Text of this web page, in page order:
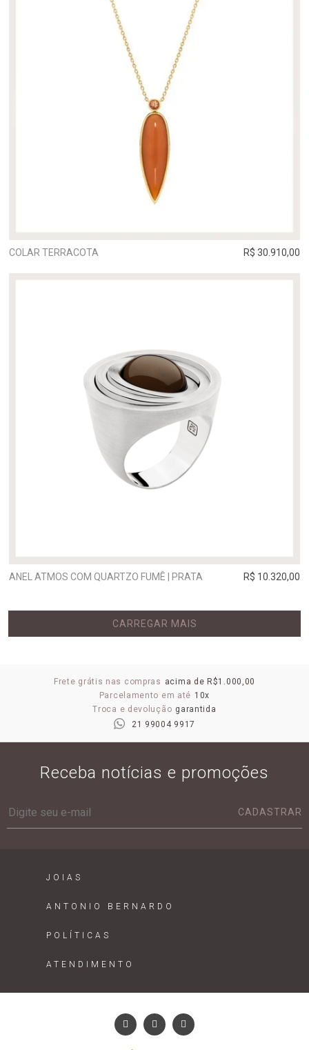
COLAR TERRACOTA R$ 30.910,00
ANEL ATMOS COM QUARTZO FUMÊ | PRATA R$ 10.320,00
CARREGAR MAIS
Frete grátis nas compras acima de R$1.000,00
Parcelamento em até 10x
Troca e devolução garantida
21 99004 9917
Receba notícias e promoções
CADASTRAR
JOIAS
ANTONIO BERNARDO
POLÍTICAS
ATENDIMENTO